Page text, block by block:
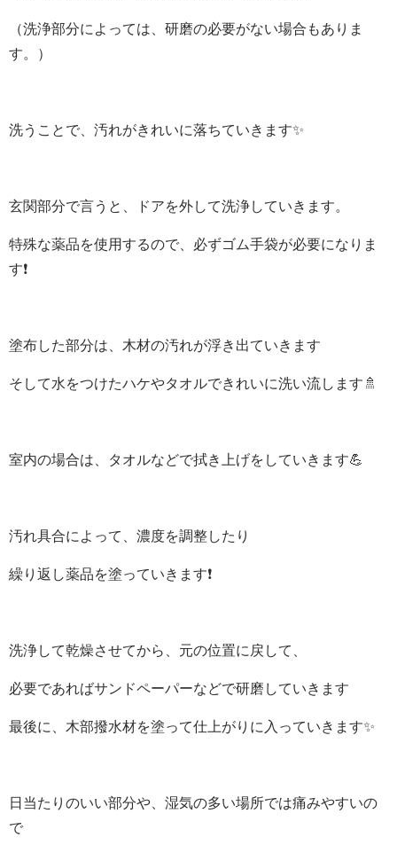
（洗浄部分によっては、研磨の必要がない場合もありま
す。）
洗うことで、汚れがきれいに落ちていきます✨
玄関部分で言うと、ドアを外して洗浄していきます。
特殊な薬品を使用するので、必ずゴム手袋が必要になりま
す❗
塗布した部分は、木材の汚れが浮き出ていきます
そして水をつけたハケやタオルできれいに洗い流します🚿
室内の場合は、タオルなどで拭き上げをしていきます💪
汚れ具合によって、濃度を調整したり
繰り返し薬品を塗っていきます❗
洗浄して乾燥させてから、元の位置に戻して、
必要であればサンドペーパーなどで研磨していきます
最後に、木部撥水材を塗って仕上がりに入っていきます✨
日当たりのいい部分や、湿気の多い場所では痛みやすいの
で